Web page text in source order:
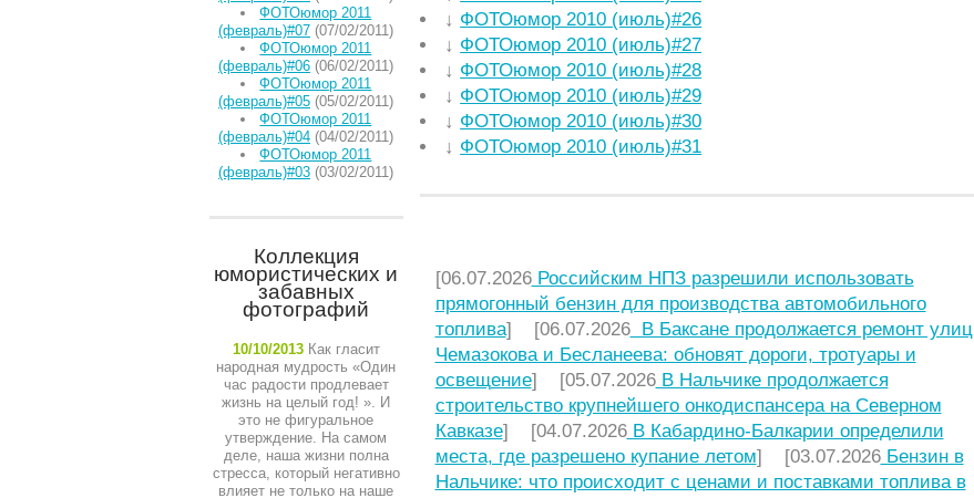
ФОТОюмор 2011
(февраль)#07 (07/02/2011)
ФОТОюмор 2011
(февраль)#06 (06/02/2011)
ФОТОюмор 2011
(февраль)#05 (05/02/2011)
ФОТОюмор 2011
(февраль)#04 (04/02/2011)
ФОТОюмор 2011
(февраль)#03 (03/02/2011)
Коллекция
юмористических и
забавных
фотографий
10/10/2013 Как гласит
народная мудрость «Один
час радости продлевает
жизнь на целый год! ». И
это не фигуральное
утверждение. На самом
деле, наша жизни полна
стресса, который негативно
влияет не только на наше
↓ ФОТОюмор 2010 (июль)#26
↓ ФОТОюмор 2010 (июль)#27
↓ ФОТОюмор 2010 (июль)#28
↓ ФОТОюмор 2010 (июль)#29
↓ ФОТОюмор 2010 (июль)#30
↓ ФОТОюмор 2010 (июль)#31
[06.07.2026Российским НПЗ разрешили использовать
прямогонный бензин для производства автомобильного
топлива] [06.07.2026В Баксане продолжается ремонт улиц
Чемазокова и Бесланеева: обновят дороги, тротуары и
освещение] [05.07.2026В Нальчике продолжается
строительство крупнейшего онкодиспансера на Северном
Кавказе] [04.07.2026В Кабардино-Балкарии определили
места, где разрешено купание летом] [03.07.2026Бензин в
Нальчике: что происходит с ценами и поставками топлива в